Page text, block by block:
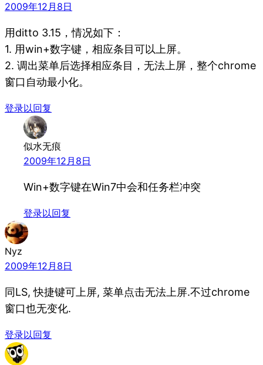
2009年12月8日
用ditto 3.15，情况如下：
1. 用win+数字键，相应条目可以上屏。
2. 调出菜单后选择相应条目，无法上屏，整个chrome
窗口自动最小化。
登录以回复
似水无痕
2009年12月8日
Win+数字键在Win7中会和任务栏冲突
登录以回复
Nyz
2009年12月8日
同LS, 快捷键可上屏, 菜单点击无法上屏.不过chrome
窗口也无变化.
登录以回复